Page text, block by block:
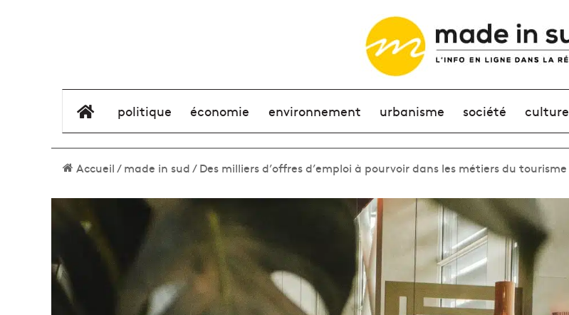
élément de menu
politique économie environnement urbanisme société culture
Accueil/made in sud/Des milliers d’offres d’emploi à pourvoir dans les métiers du tourisme